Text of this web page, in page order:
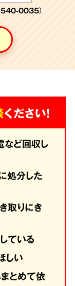
540-0035）
ください！
ど回収し
処分した
取りにき
ている
しい
とめて依